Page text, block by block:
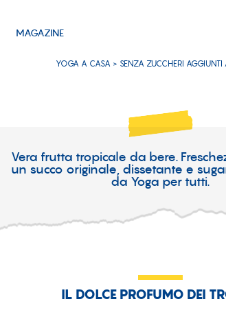
MAGAZINE
YOGA A CASA > SENZA ZUCCHERI AGGIUNTI
Vera frutta tropicale da bere.
un succo originale, dissetante e
da Yoga per tutti.
IL DOLCE PROFUMO DEI